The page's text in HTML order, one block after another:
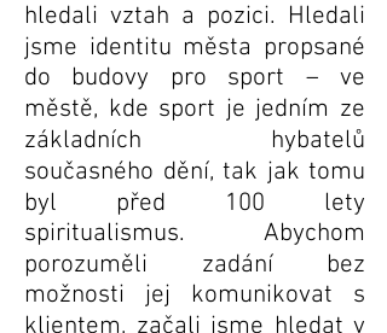
hledali vztah a pozici. Hledali
jsme identitu města propsané
do budovy pro sport – ve
městě, kde sport je jedním ze
základních hybatelů
současného dění, tak jak tomu
byl před 100 lety
spiritualismus. Abychom
porozuměli zadání bez
možnosti jej komunikovat s
klientem, začali jsme hledat v